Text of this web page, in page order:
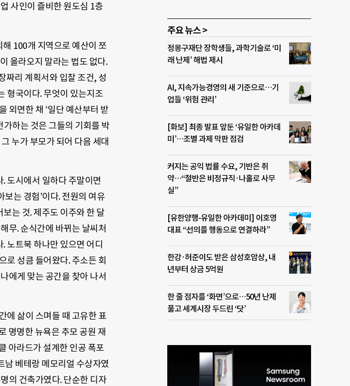
사인이 즐비한 원도심 1층
100개 지역으로 예산이 쪼
올라오지 말라는 법도 없다.
짜리 계획서와 입찰 조건, 성
형국이다. 무엇이 있는지조
외면한 채 ‘일단 예산부터 받
가하는 것은 그들의 기회를 박
누가 부모가 되어 다음 세대
도시에서 일하다 주말이면
보는 경험’이다. 전원의 여유
는 것. 제주도 이주와 한 달
무. 순식간에 바뀌는 날씨처
노트북 하나만 있으면 어디
로 성큼 들어왔다. 주소든 회
에게 맞는 공간을 찾아 나서
에 삶이 스며들 때 고유한 표
명명한 뉴욕은 추모 공원 재
아라드가 설계한 인공 폭포
남 베테랑 메모리얼 수상자였
의 건축가였다. 단순한 디자
주요 뉴스 >
정몽구재단 장학생들, 과학기술로 ‘미
래 난제’ 해법 제시
AI, 지속가능경영의 새 기준으로…기
업들 ‘위험 관리’
[화보] 최종 발표 앞둔 ‘유일한 아카데
미’…조별 과제 막판 점검
커지는 공익 법률 수요, 기반은 취
약…“절반은 비정규직·나홀로 사무
실”
[유한양행-유일한 아카데미] 이호영
대표 “선의를 행동으로 연결하라”
한강·허준이도 받은 삼성호암상, 내
년부터 상금 5억원
한 줄 점자를 ‘화면’으로…50년 난제
풀고 세계시장 두드린 ‘닷’